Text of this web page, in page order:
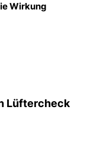
Wirkung
Lüftercheck